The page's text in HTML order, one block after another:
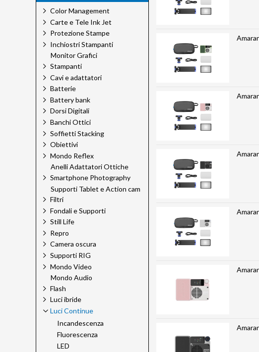
Color Management
Carte e Tele Ink Jet
Protezione Stampe
Inchiostri Stampanti
Monitor Grafici
Stampanti
Cavi e adattatori
Batterie
Battery bank
Dorsi Digitali
Banchi Ottici
Soffietti Stacking
Obiettivi
Mondo Reflex
Anelli Adattatori Ottiche
Smartphone Photography
Supporti Tablet e Action cam
Filtri
Fondali e Supporti
Still Life
Repro
Camera oscura
Supporti RIG
Mondo Video
Mondo Audio
Flash
Luci ibride
Luci Continue
Incandescenza
Fluorescenza
LED